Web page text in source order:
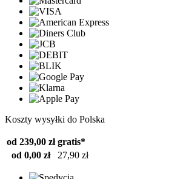
Koszty wysyłki do Polska
od 239,00 zł gratis*
od 0,00 zł
27,90 zł